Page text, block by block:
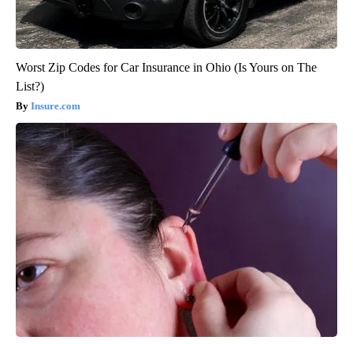
Worst Zip Codes for Car Insurance in Ohio (Is Yours on The
List?)
Insure.com